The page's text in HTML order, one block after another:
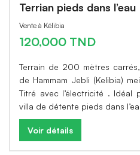
Terrian pieds dans l’eau
Vente à Kélibia
120,000 TND
Terrain de 200 mètres
de Hammam Jebli (Kelibia)
Titré avec l’électricité . Idéal
villa de détente pieds dans
Voir détails